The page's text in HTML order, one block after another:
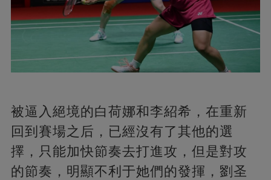
被逼入絕境的白荷娜和李紹希，在重新
回到賽場之后，已經沒有了其他的選
擇，只能加快節奏去打進攻，但是對攻
的節奏，明顯不利于她們的發揮，劉圣